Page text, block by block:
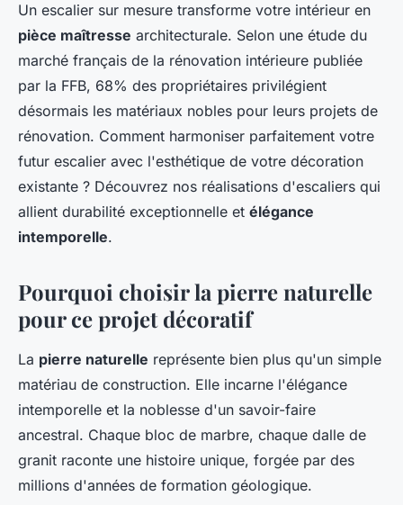
Un escalier sur mesure transforme votre intérieur en
pièce maîtresse architecturale. Selon une étude du
marché français de la rénovation intérieure publiée
par la FFB, 68% des propriétaires privilégient
désormais les matériaux nobles pour leurs projets de
rénovation. Comment harmoniser parfaitement votre
futur escalier avec l'esthétique de votre décoration
existante ? Découvrez nos réalisations d'escaliers qui
allient durabilité exceptionnelle et élégance
intemporelle.
Pourquoi choisir la pierre naturelle
pour ce projet décoratif
La pierre naturelle représente bien plus qu'un simple
matériau de construction. Elle incarne l'élégance
intemporelle et la noblesse d'un savoir-faire
ancestral. Chaque bloc de marbre, chaque dalle de
granit raconte une histoire unique, forgée par des
millions d'années de formation géologique.